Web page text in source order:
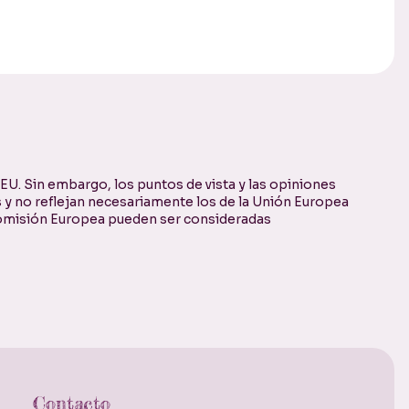
Sin embargo, los puntos de vista y las opiniones
no reflejan necesariamente los de la Unión Europea
Europea pueden ser consideradas
Contacto